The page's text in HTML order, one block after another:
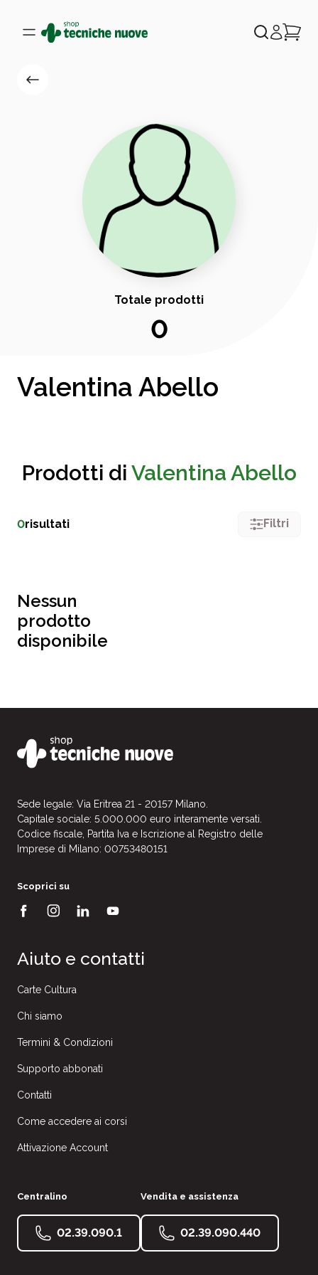
Totale prodotti
0
Valentina Abello
Prodotti di Valentina Abello
0risultati Filtri
Nessun
prodotto
disponibile
Sede legale: Via Eritrea 21 - 20157 Milano.
Capitale sociale: 5.000.000 euro interamente versati.
Codice fiscale, Partita Iva e Iscrizione al Registro delle
Imprese di Milano: 00753480151
Scoprici su
Aiuto e contatti
Carte Cultura
Chi siamo
Termini & Condizioni
Supporto abbonati
Contatti
Come accedere ai corsi
Attivazione Account
Centralino
02.39.090.1
Vendita e assistenza
02.39.090.440